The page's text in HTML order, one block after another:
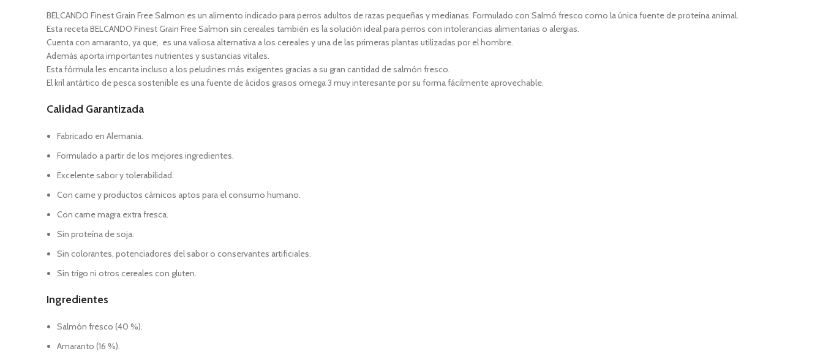
BELCANDO Finest Grain Free Salmon es un alimento indicado para perros adultos de razas pequeñas y medianas. Formulado con Salmó fresco como la única fuente de proteína animal.
Esta receta BELCANDO Finest Grain Free Salmon sin cereales también es la solución ideal para perros con intolerancias alimentarias o alergias.
Cuenta con amaranto, ya que, es una valiosa alternativa a los cereales y una de las primeras plantas utilizadas por el hombre.
Además aporta importantes nutrientes y sustancias vitales.
Esta fórmula les encanta incluso a los peludines más exigentes gracias a su gran cantidad de salmón fresco.
El kril antártico de pesca sostenible es una fuente de ácidos grasos omega 3 muy interesante por su forma fácilmente aprovechable.
Calidad Garantizada
Fabricado en Alemania.
Formulado a partir de los mejores ingredientes.
Excelente sabor y tolerabilidad.
Con carne y productos cárnicos aptos para el consumo humano.
Con carne magra extra fresca.
Sin proteína de soja.
Sin colorantes, potenciadores del sabor o conservantes artificiales.
Sin trigo ni otros cereales con gluten.
Ingredientes
Salmón fresco (40 %).
Amaranto (16 %).